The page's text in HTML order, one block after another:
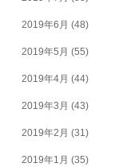
2019年6月 (48)
2019年5月 (55)
2019年4月 (44)
2019年3月 (43)
2019年2月 (31)
2019年1月 (35)